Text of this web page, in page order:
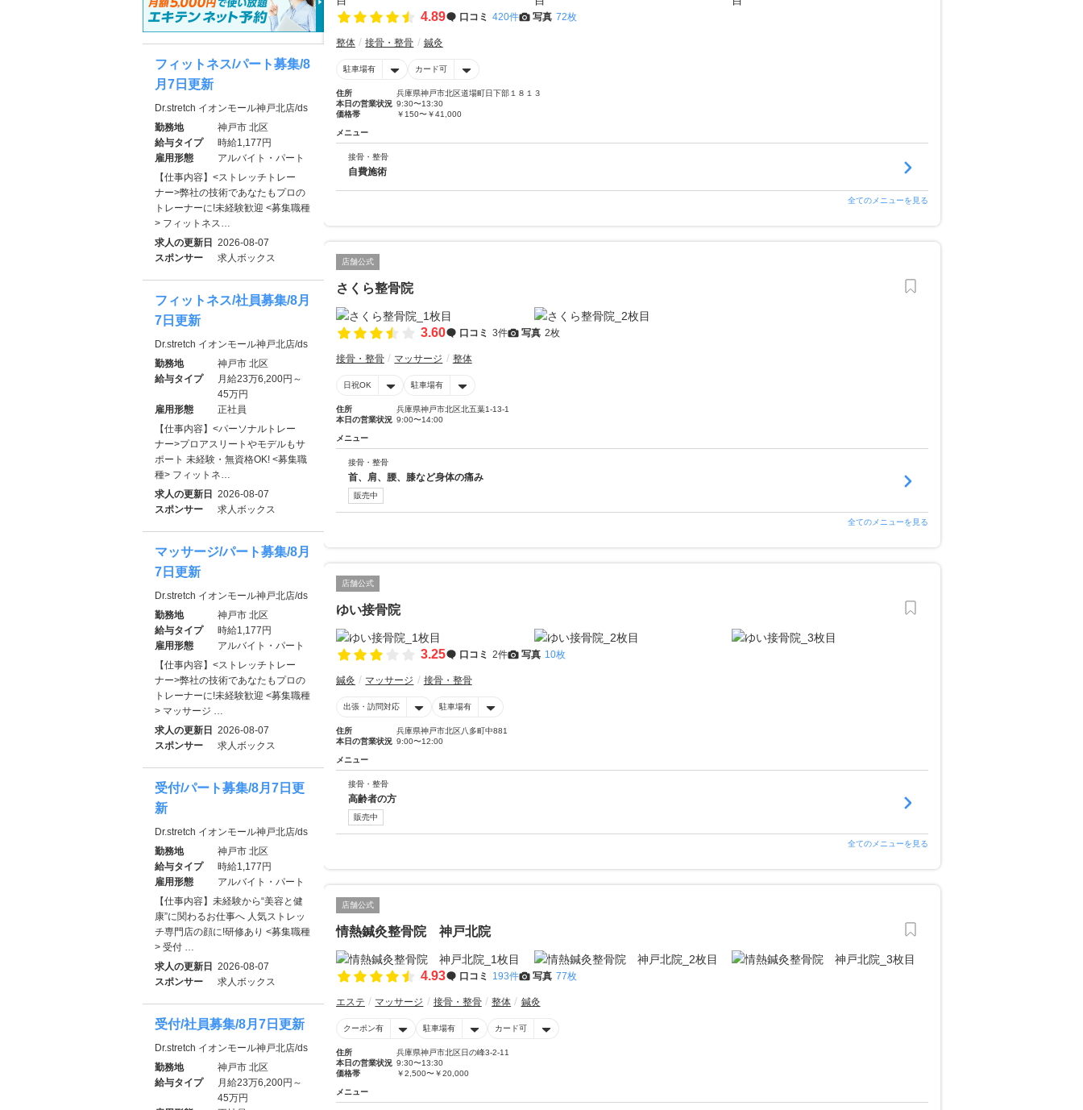
4.89 口コミ 420件 写真 72枚
整体 接骨・整骨 鍼灸
駐車場有 カード可
住所
兵庫県神戸市北区道場町日下部１８１３
本日の営業状況 9:30〜13:30
価格帯
￥150〜￥41,000
メニュー
接骨・整骨
自費施術
全てのメニューを見る
店舗公式
さくら整骨院
3.60 口コミ 3件 写真 2枚
接骨・整骨 マッサージ 整体
日祝OK 駐車場有
住所
兵庫県神戸市北区北五葉1-13-1
本日の営業状況 9:00〜14:00
メニュー
接骨・整骨
首、肩、腰、膝など身体の痛み
販売中
全てのメニューを見る
店舗公式
ゆい接骨院
3.25 口コミ 2件 写真 10枚
鍼灸 マッサージ 接骨・整骨
出張・訪問対応 駐車場有
住所
兵庫県神戸市北区八多町中881
本日の営業状況 9:00〜12:00
メニュー
接骨・整骨
高齢者の方
販売中
全てのメニューを見る
店舗公式
情熱鍼灸整骨院 神戸北院
4.93 口コミ 193件 写真 77枚
エステ マッサージ 接骨・整骨 整体 鍼灸
クーポン有 駐車場有 カード可
住所
兵庫県神戸市北区日の峰3-2-11
本日の営業状況 9:30〜13:30
価格帯
￥2,500〜￥20,000
メニュー
フィットネス/パート募集/8
月7日更新
Dr.stretch イオンモール神戸北店/ds
勤務地
神戸市 北区
給与タイプ
時給1,177円
雇用形態
アルバイト・パート
【仕事内容】<ストレッチトレー
ナー>弊社の技術であなたもプロの
トレーナーに!未経験歓迎 <募集職種
> フィットネス…
求人の更新日 2026-08-07
スポンサー
求人ボックス
フィットネス/社員募集/8月
7日更新
Dr.stretch イオンモール神戸北店/ds
勤務地
神戸市 北区
給与タイプ
月給23万6,200円～
45万円
雇用形態
正社員
【仕事内容】<パーソナルトレー
ナー>プロアスリートやモデルもサ
ポート 未経験・無資格OK! <募集職
種> フィットネ…
求人の更新日 2026-08-07
スポンサー
求人ボックス
マッサージ/パート募集/8月
7日更新
Dr.stretch イオンモール神戸北店/ds
勤務地
神戸市 北区
給与タイプ
時給1,177円
雇用形態
アルバイト・パート
【仕事内容】<ストレッチトレー
ナー>弊社の技術であなたもプロの
トレーナーに!未経験歓迎 <募集職種
> マッサージ …
求人の更新日 2026-08-07
スポンサー
求人ボックス
受付/パート募集/8月7日更
新
Dr.stretch イオンモール神戸北店/ds
勤務地
神戸市 北区
給与タイプ
時給1,177円
雇用形態
アルバイト・パート
【仕事内容】未経験から“美容と健
康”に関わるお仕事へ 人気ストレッ
チ専門店の顔に!研修あり <募集職種
> 受付 …
求人の更新日 2026-08-07
スポンサー
求人ボックス
受付/社員募集/8月7日更新
Dr.stretch イオンモール神戸北店/ds
勤務地
神戸市 北区
給与タイプ
月給23万6,200円～
45万円